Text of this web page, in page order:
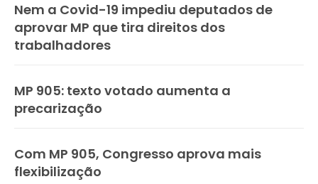
Nem a Covid-19 impediu deputados de
aprovar MP que tira direitos dos
trabalhadores
MP 905: texto votado aumenta a
precarização
Com MP 905, Congresso aprova mais
flexibilização